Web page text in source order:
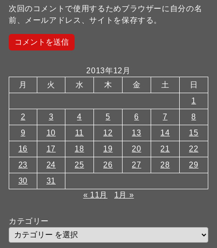
次回のコメントで使用するためブラウザーに自分の名
前、メールアドレス、サイトを保存する。
2013年12月
月
火 水 木 金 土
日
1
2
3 4 5 6 7
8
9
10 11 12 13 14
15
16
17 18 19 20 21
22
23
24 25 26 27 28
29
30
31
« 11月
1月 »
カテゴリー